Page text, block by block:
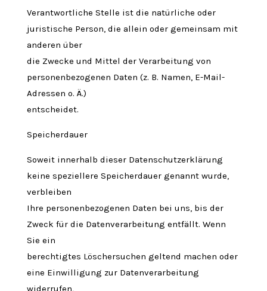
Verantwortliche Stelle ist die natürliche oder
juristische Person, die allein oder gemeinsam mit
anderen über
die Zwecke und Mittel der Verarbeitung von
personenbezogenen Daten (z. B. Namen, E-Mail-
Adressen o. Ä.)
entscheidet.
Speicherdauer
Soweit innerhalb dieser Datenschutzerklärung
keine speziellere Speicherdauer genannt wurde,
verbleiben
Ihre personenbezogenen Daten bei uns, bis der
Zweck für die Datenverarbeitung entfällt. Wenn
Sie ein
berechtigtes Löschersuchen geltend machen oder
eine Einwilligung zur Datenverarbeitung
widerrufen,